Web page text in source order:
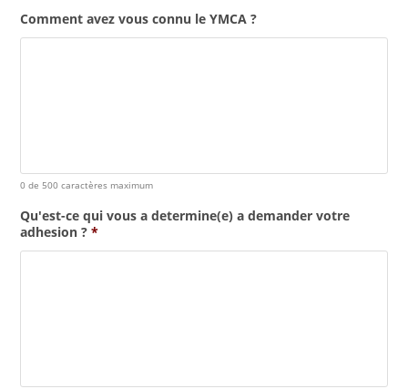
Comment avez vous connu le YMCA ?
0 de 500 caractères maximum
Qu'est-ce qui vous a determine(e) a demander votre
adhesion ? *